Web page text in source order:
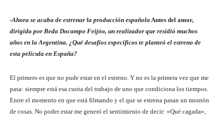
-Ahora se acaba de estrenar la producción española Antes del amor,
dirigida por Beda Docampo Feijóo, un realizador que residió muchos
años en la Argentina. ¿Qué desafíos específicos te planteó el estreno de
esta película en España?
El primero es que no pude estar en el estreno. Y no es la primera vez que me
pasa: siempre está esa cuota del trabajo de uno que condiciona los tiempos.
Entre el momento en que está filmando y el que se estrena pasan un montón
de cosas. No poder estar me generó el sentimiento de decir: «Qué cagada»,